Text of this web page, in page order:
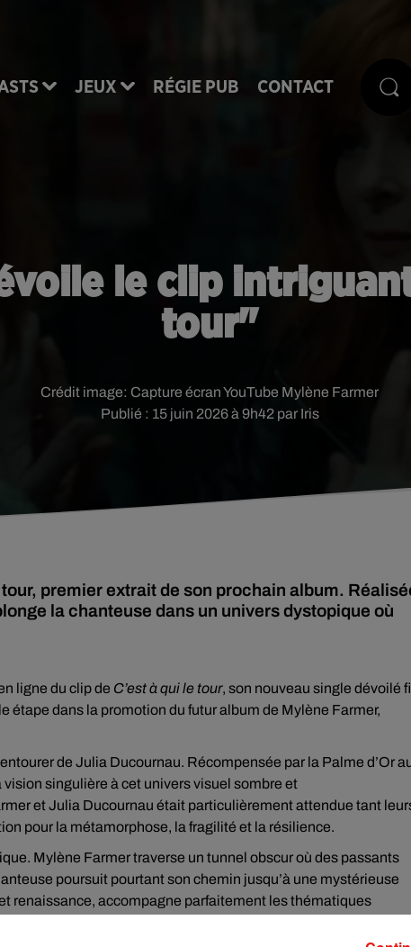
JEUX RÉGIE PUB CONTACT
le clip
tour"
Publié : 15 juin 2026 à 9h42 par Iris
Crédit image: Capture écran YouTube Mylène Farmer
premier extrait de son prochain album.
la chanteuse dans un univers dystopique où
ligne du clip de C’est à qui le tour, son nouveau single dévoilé
étape dans la promotion du futur album de Mylène Farmer,
de Julia Ducournau. Récompensée par la Palme d’Or
vision singulière à cet univers visuel sombre et
et Julia Ducournau était particulièrement attendue tant
pour la métamorphose, la fragilité et la résilience.
Mylène Farmer traverse un tunnel obscur où des passants
poursuit pourtant son chemin jusqu’à une mystérieuse
renaissance, accompagne parfaitement les thématiques